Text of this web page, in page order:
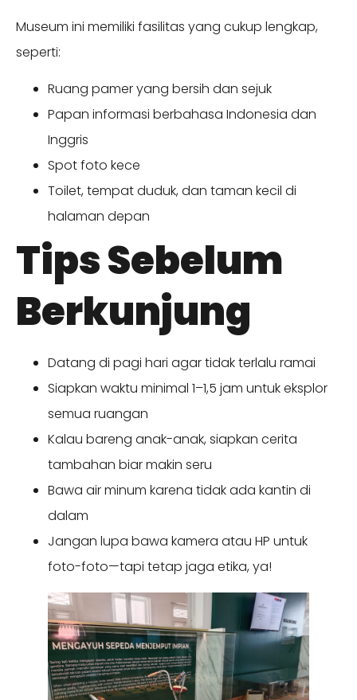
Museum ini memiliki fasilitas yang cukup lengkap,
seperti:
Ruang pamer yang bersih dan sejuk
Papan informasi berbahasa Indonesia dan
Inggris
Spot foto kece
Toilet, tempat duduk, dan taman kecil di
halaman depan
Tips Sebelum
Berkunjung
Datang di pagi hari agar tidak terlalu ramai
Siapkan waktu minimal 1–1,5 jam untuk eksplor
semua ruangan
Kalau bareng anak-anak, siapkan cerita
tambahan biar makin seru
Bawa air minum karena tidak ada kantin di
dalam
Jangan lupa bawa kamera atau HP untuk
foto-foto—tapi tetap jaga etika, ya!